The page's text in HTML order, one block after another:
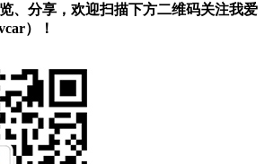
、分享，欢迎扫描下方二维码关注我爱
）！